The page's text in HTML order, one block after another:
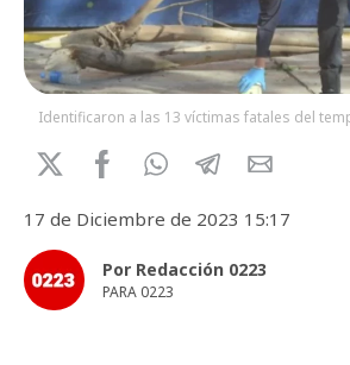
Identificaron a las 13 víctimas fatales del
17 de Diciembre de 2023 15:17
Por Redacción 0223
PARA 0223